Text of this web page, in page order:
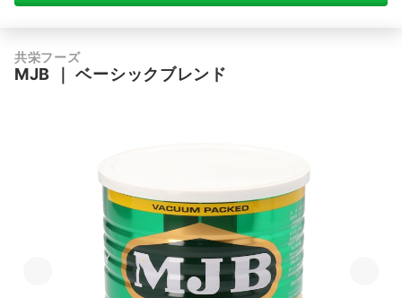
共栄フーズ
MJB ｜ベーシックブレンド